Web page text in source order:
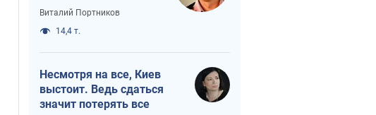
Виталий Портников
14,4 т.
Несмотря на все, Киев
выстоит. Ведь сдаться
значит потерять все